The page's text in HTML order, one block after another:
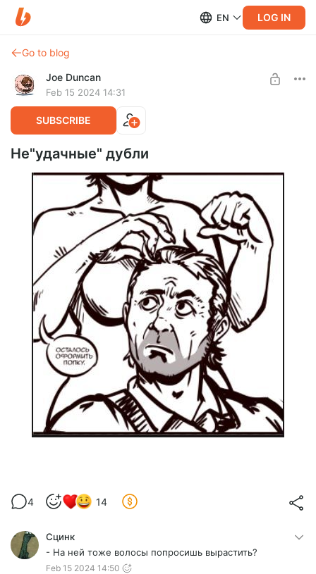
EN LOG IN
Go to blog
Joe Duncan
Feb 15 2024 14:31
SUBSCRIBE
Не"удачные" дубли
4 14
Сцинк
- На ней тоже волосы попросишь вырастить?
Feb 15 2024 14:50